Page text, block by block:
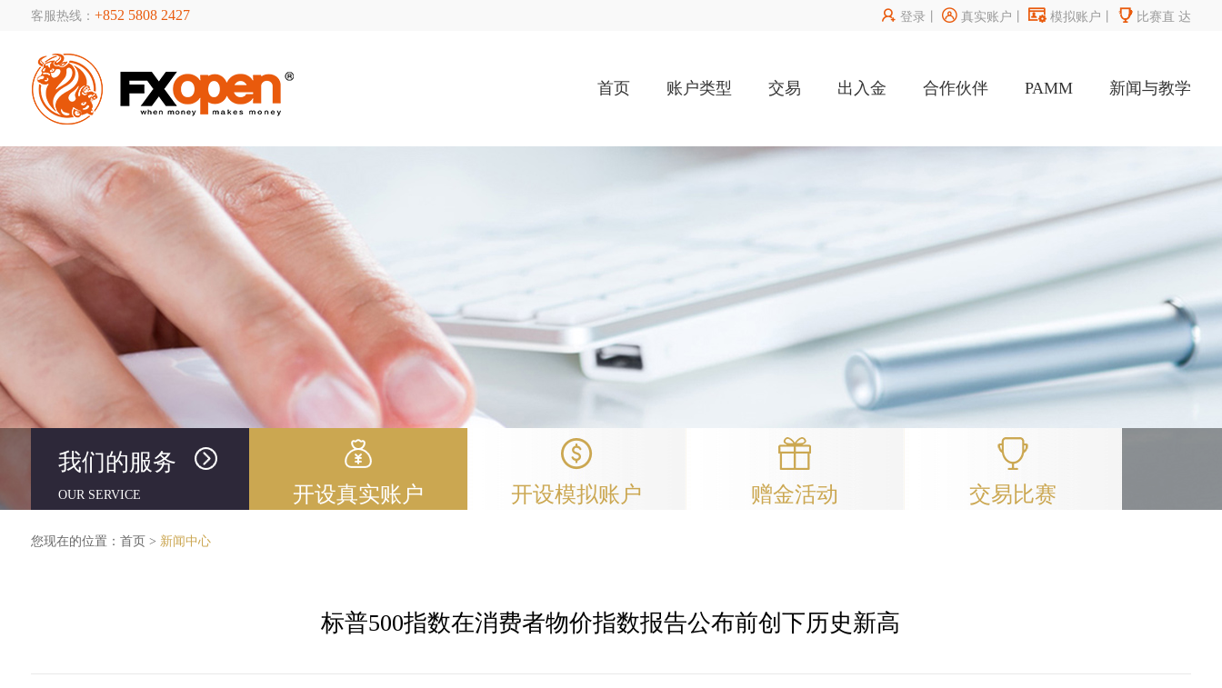
客服热线： +852 5808 2427  登录 丨 真实账户  模拟账户  比赛直 达
首页 账户类型 交易 出入金 合作伙伴 PAMM 新闻与教学
我们的服务
OUR SERVICE 开设真实账户 开设模拟账户 赠金活动 交易比赛
您现在的位置： 首页 > 新闻中心
标普500指数在消费者物价指数报告公布前创下历史新高